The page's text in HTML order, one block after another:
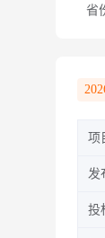
省
项
发
投